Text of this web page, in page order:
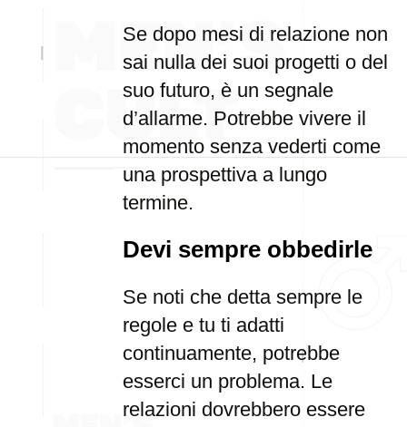
Se dopo mesi di relazione non
sai nulla dei suoi progetti o del
suo futuro, è un segnale
d’allarme. Potrebbe vivere il
momento senza vederti come
una prospettiva a lungo
termine.
Devi sempre obbedirle
Se noti che detta sempre le
regole e tu ti adatti
continuamente, potrebbe
esserci un problema. Le
relazioni dovrebbero essere